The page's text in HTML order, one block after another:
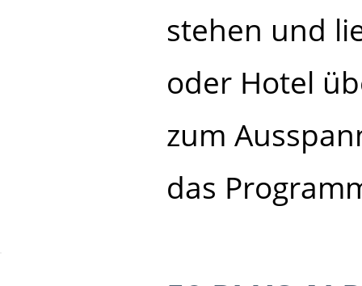
stehen und
oder Hotel
zum
das